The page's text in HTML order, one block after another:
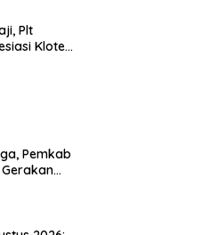
Plt
Kloter
Pemkab